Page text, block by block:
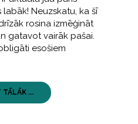
Neuzskatu, ka šī
rosina izmēģināt
gatavot vairāk pašai.
esošiem
TĀLĀK ...